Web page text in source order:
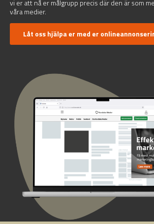
vi er att nå er målgrupp precis där den är som
våra medier.
Låt oss hjälpa er med er